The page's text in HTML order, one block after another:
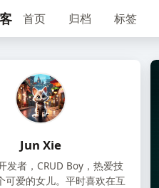
首页 归档 标签
Jun Xie
发者，CRUD Boy，热爱技
可爱的女儿。平时喜欢在互